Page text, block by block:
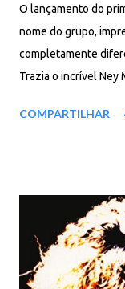
O lançamento do
nome do grupo,
completamente
Trazia o incrível Ney
progressivo. Além
sucessos “O Vira”,
Assado” e uma
interpretada pela
traz uma antológica
COMPARTILHAR